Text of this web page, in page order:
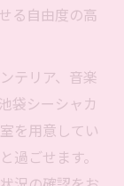
る自由度の高
テリア、音楽
袋シーシャカ
を用意してい
過ごせます。